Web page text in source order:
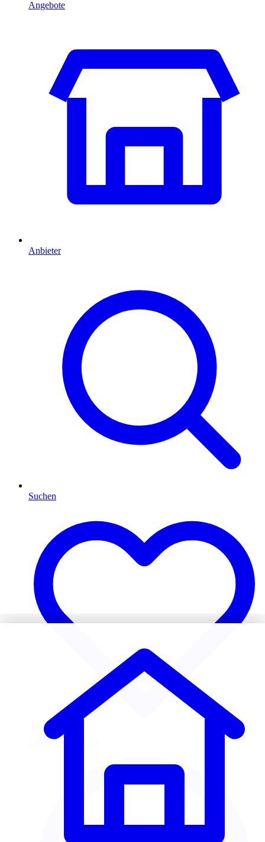
Angebote
Anbieter
Suchen
Lieblingsprospekte